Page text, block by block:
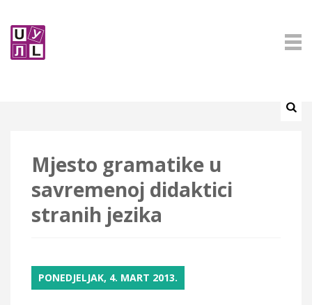
Mjesto gramatike u
savremenoj didaktici
stranih jezika
PONEDJELJAK, 4. MART 2013.